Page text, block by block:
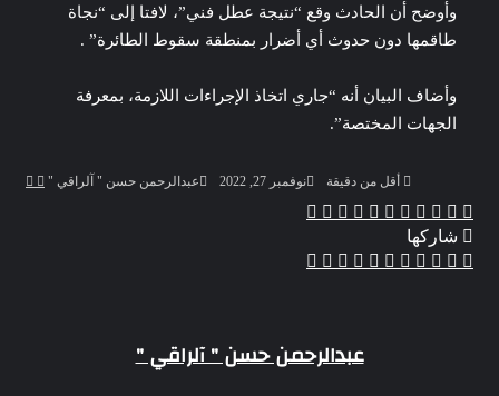
وأوضح أن الحادث وقع “نتيجة عطل فني”، لافتا إلى “نجاة
طاقمها دون حدوث أي أضرار بمنطقة سقوط الطائرة” .
وأضاف البيان أنه “جاري اتخاذ الإجراءات اللازمة، بمعرفة
الجهات المختصة”.
عبدالرحمن حسن " آلراقي "
تابع
نوفمبر 27, 2022 أقل من دقيقة
فيسبوك ‫X
لينكدإن
بينتيريست‫Pocket
واتساب
تيلقرامڤايبر
شاركها
فيسبوك ‫X
لينكدإن
بينتيريست
Odnoklassniki
‫Pocket
مشاركة
عبدالرحمن حسن " آلراقي "